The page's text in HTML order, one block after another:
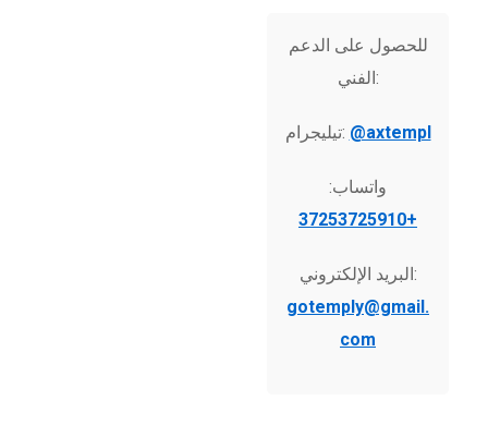
للحصول على الدعم
الفني:
تيليجرام: @axtempl
واتساب:
+37253725910
البريد الإلكتروني:
gotemply@gmail.
com